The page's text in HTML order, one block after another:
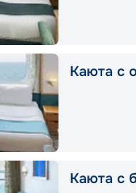
Каюта с
Каюта с